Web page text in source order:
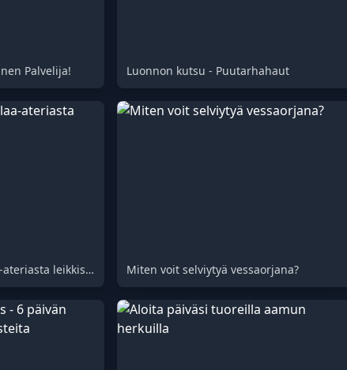
Palvelija! Luonnon kutsu - Puutarhahaut
Nauti runsaasta suklaa-ateriasta leikkisän käänteellä Miten voit selviytyä vessaorjana?